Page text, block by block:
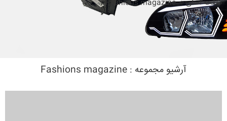
صفحه اصلی Fashions magazine
آرشیو مجموعه : Fashions magazine